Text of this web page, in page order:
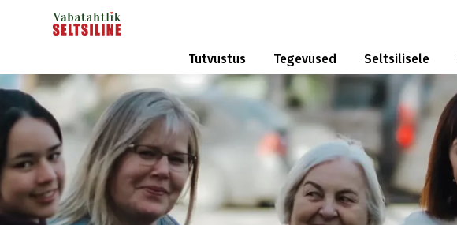
Tutvustus Tegevused Seltsilisele